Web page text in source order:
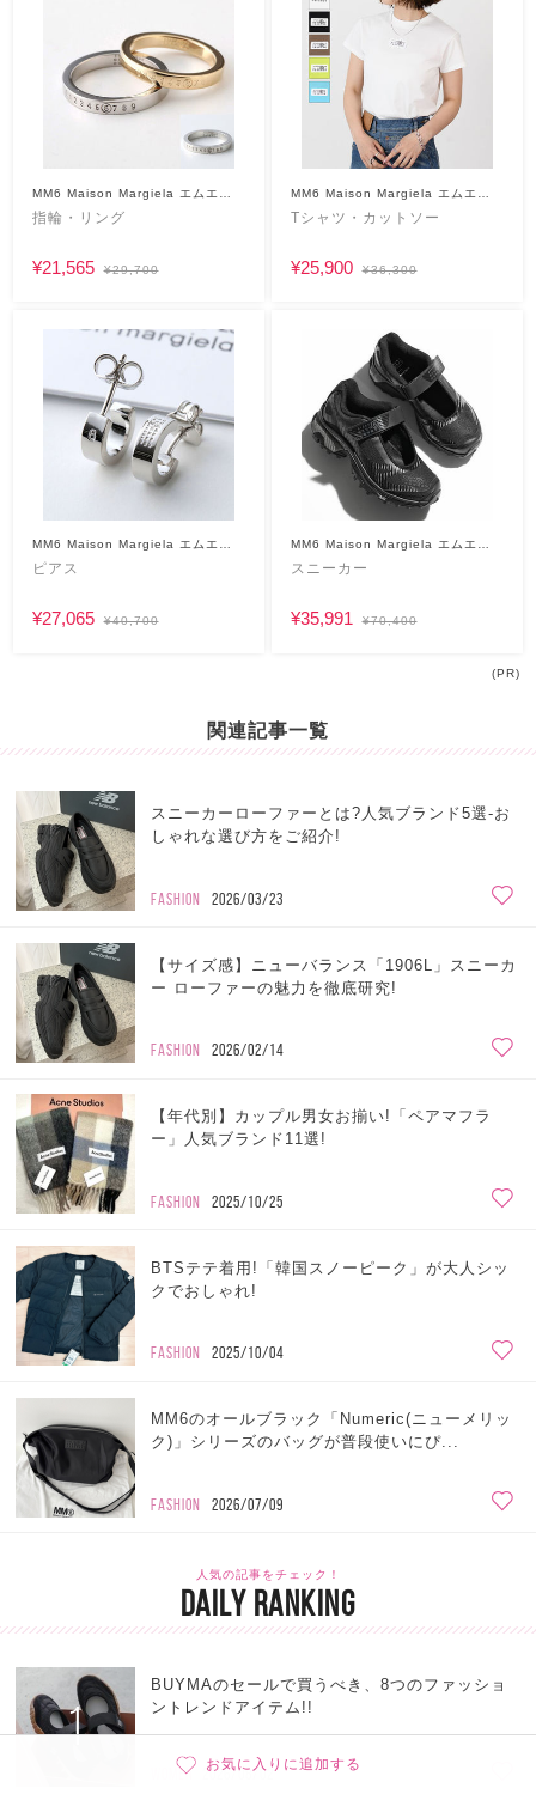
お気に入りに追加する
MM6 Maison Margiela エムエム
シックス
指輪・リング
¥21,565 ¥29,700
MM6 Maison Margiela エムエム
シックス
Tシャツ・カットソー
¥25,900 ¥36,300
MM6 Maison Margiela エムエム
シックス
ピアス
¥27,065 ¥40,700
MM6 Maison Margiela エムエム
シックス
スニーカー
¥35,991 ¥70,400
(PR)
関連記事一覧
スニーカーローファーとは?人気ブランド5選-お
しゃれな選び方をご紹介!
FASHION 2026/03/23
【サイズ感】ニューバランス「1906L」スニーカ
ー ローファーの魅力を徹底研究!
FASHION 2026/02/14
【年代別】カップル男女お揃い!「ペアマフラ
ー」人気ブランド11選!
FASHION 2025/10/25
BTSテテ着用!「韓国スノーピーク」が大人シッ
クでおしゃれ!
FASHION 2025/10/04
MM6のオールブラック「Numeric(ニューメリッ
ク)」シリーズのバッグが普段使いにぴ...
FASHION 2026/07/09
人気の記事をチェック！
DAILY RANKING
1
BUYMAのセールで買うべき、8つのファッショ
ントレンドアイテム!!
WOMEN 2026/08/02